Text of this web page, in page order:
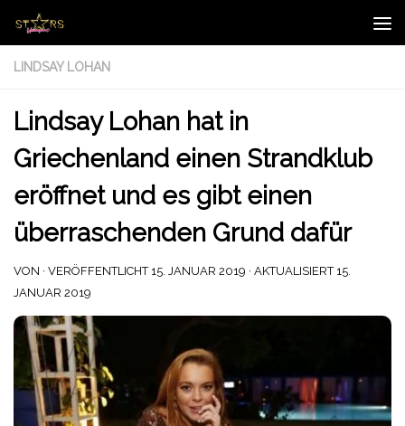
Zum Inhalt springen
LINDSAY LOHAN
Lindsay Lohan hat in
Griechenland einen Strandklub
eröffnet und es gibt einen
überraschenden Grund dafür
VON · VERÖFFENTLICHT 15. JANUAR 2019 · AKTUALISIERT 15.
JANUAR 2019